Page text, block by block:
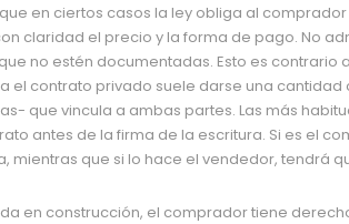
en ciertos casos la ley obliga al
claridad el precio y la forma de pago. No
no estén documentadas. Esto es contrario
el contrato privado suele darse una
que vincula a ambas partes. Las más
antes de la firma de la escritura. Si es el
mientras que si lo hace el vendedor, tendrá
en construcción, el comprador tiene